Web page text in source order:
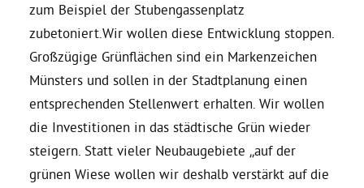
zum Beispiel der Stubengassenplatz
zubetoniert.Wir wollen diese Entwicklung stoppen.
Großzügige Grünflächen sind ein Markenzeichen
Münsters und sollen in der Stadtplanung einen
entsprechenden Stellenwert erhalten. Wir wollen
die Investitionen in das städtische Grün wieder
steigern. Statt vieler Neubaugebiete „auf der
grünen Wiese wollen wir deshalb verstärkt auf die